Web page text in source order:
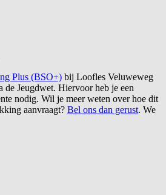
Plus (BSO+) bij Loofles Veluweweg
Jeugdwet. Hiervoor heb je een
nodig. Wil je meer weten over hoe dit
aanvraagt? Bel ons dan gerust. We